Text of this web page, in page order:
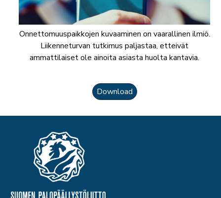
Onnettomuuspaikkojen kuvaaminen on vaarallinen ilmiö.
Liikenneturvan tutkimus paljastaa, etteivät
ammattilaiset ole ainoita asiasta huolta kantavia.
Download